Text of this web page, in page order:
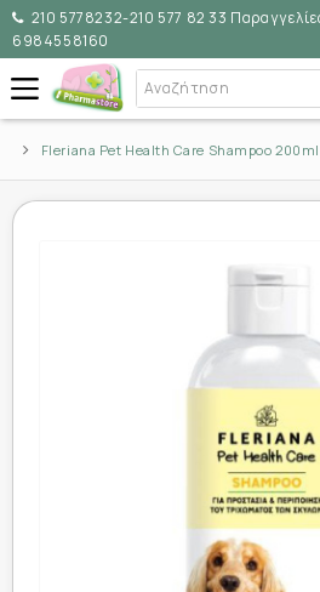
210 5778232-210 577 82 33
6984558160
Fleriana Pet Health Care Shampoo 200ml